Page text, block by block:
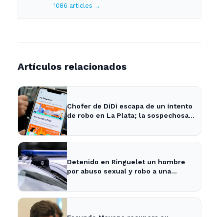
1086 articles →
Artículos relacionados
Chofer de DiDi escapa de un intento
de robo en La Plata; la sospechosa
Detenido en Ringuelet un hombre
por abuso sexual y robo a una